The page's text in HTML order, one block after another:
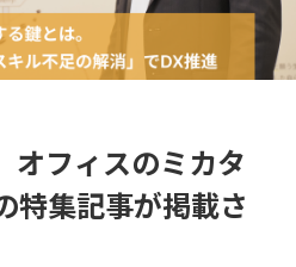
オフィスのミカタ
特集記事が掲載さ